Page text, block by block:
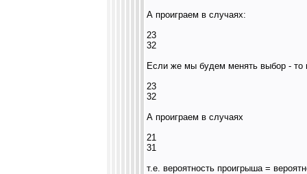
А проиграем в случаях:
23
32
Если же мы будем менять выбор - то
23
32
А проиграем в случаях
21
31
т.е. вероятность проигрыша =